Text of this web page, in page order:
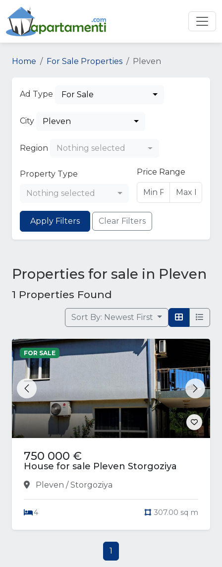
Home For Sale Properties Pleven
Ad Type For Sale
City Pleven
Region Nothing selected
Property Type
Nothing selected
Price Range
Apply Filters Clear Filters
Properties for sale in Pleven
1 Properties Found
Sort By: Newest First
Previous Next
FOR SALE
750 000 €
House for sale Pleven Storgoziya
Pleven / Storgoziya
4 307.00 sq m
1